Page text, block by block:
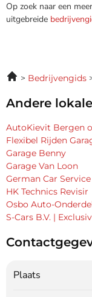
Op zoek naar een
uitgebreide
Bedrijvengids
Andere
AutoKievit Bergen
Flexibel Rijden
Garage Benny
Garage Van Loon
German Car Service
HK Technics Revisir
Osbo Auto-
S-Cars B.V. |
Plaats